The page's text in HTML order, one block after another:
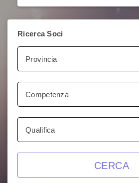
Ricerca Soci
Provincia
Competenza
Qualifica
CERCA